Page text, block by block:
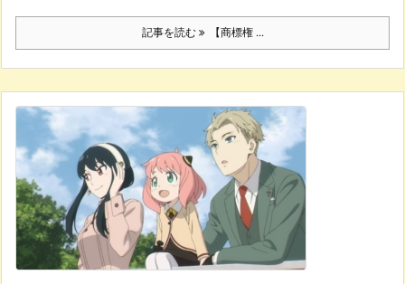
記事を読む 【商標権 ...